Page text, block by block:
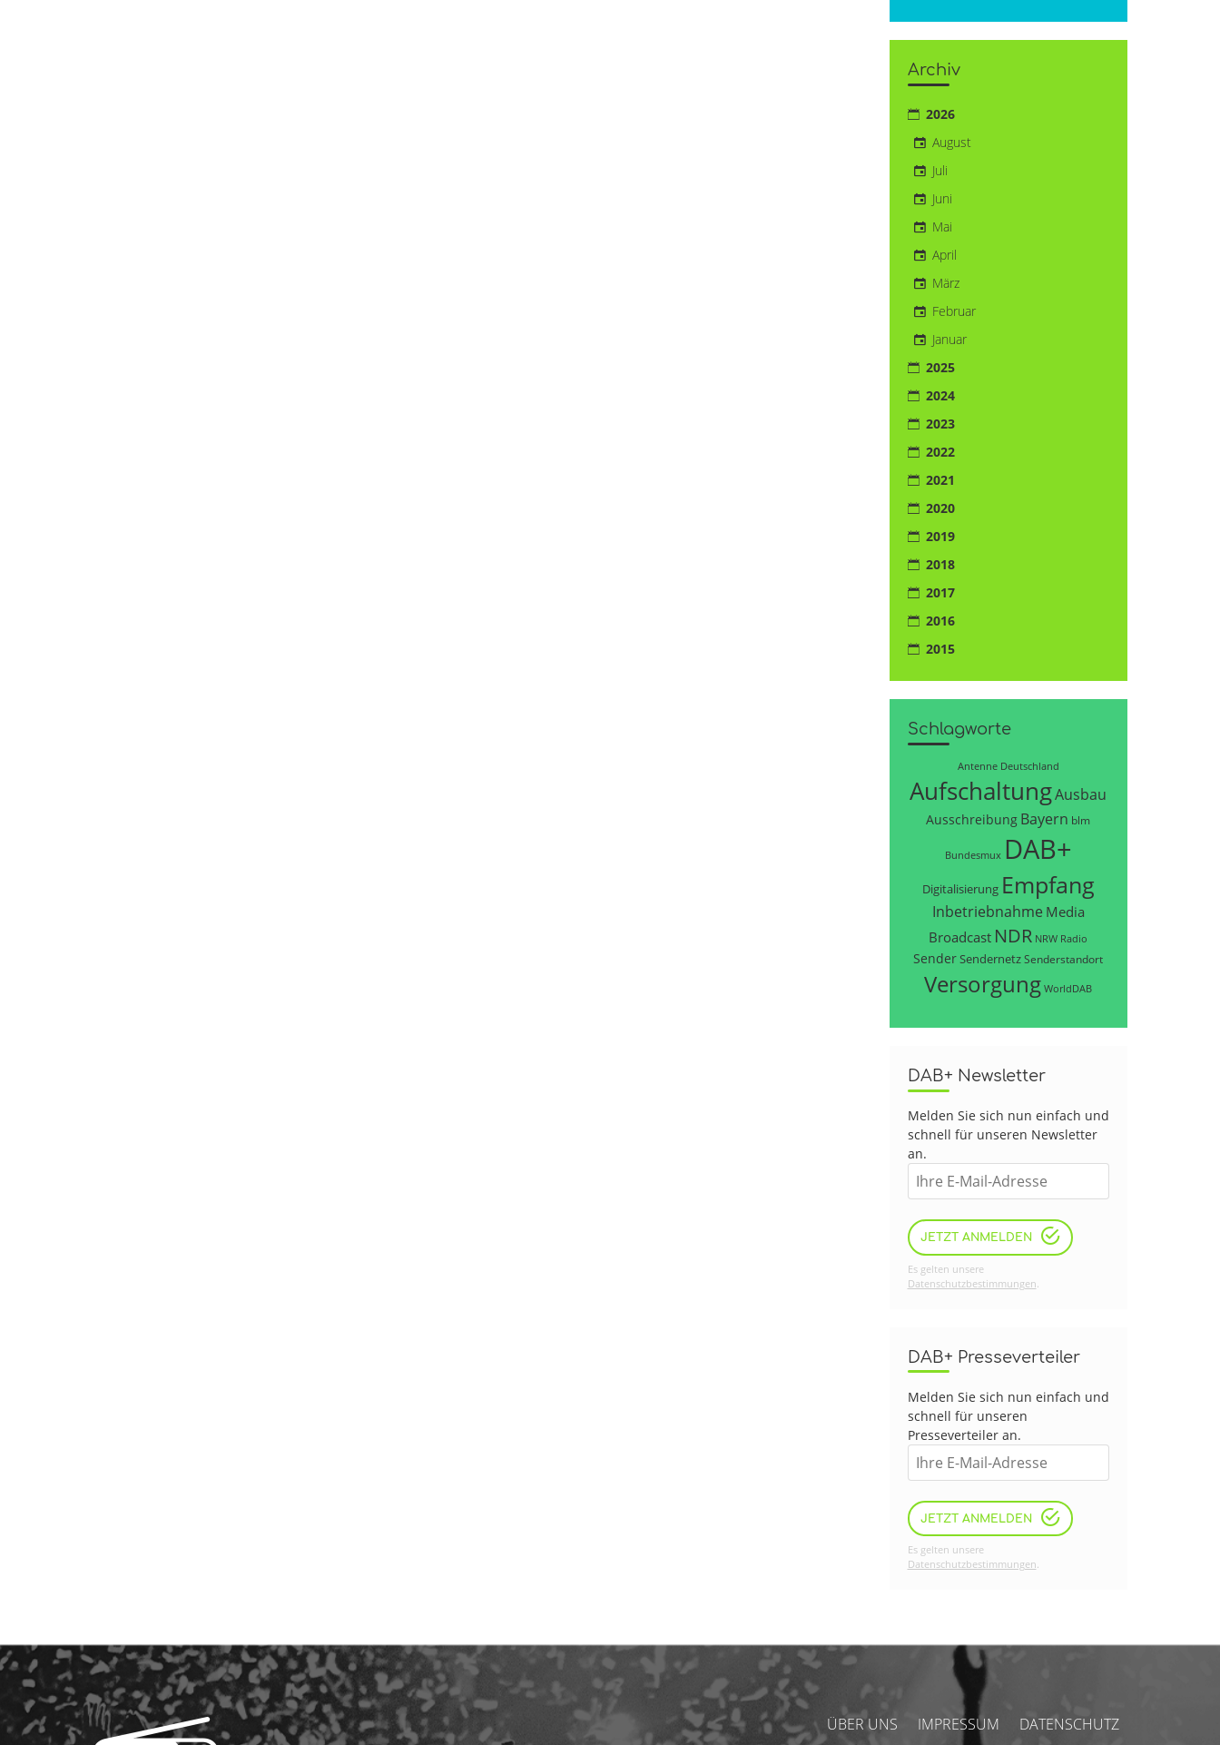
Archiv
2026
August
Juli
Juni
Mai
April
März
Februar
Januar
2025
2024
2023
2022
2021
2020
2019
2018
2017
2016
2015
Schlagworte
Antenne Deutschland
AufschaltungAusbau
Ausschreibung Bayern blm
Bundesmux DAB+
Digitalisierung Empfang
Inbetriebnahme Media
Broadcast NDR NRW Radio
SenderSendernetzSenderstandort
Versorgung WorldDAB
DAB+ Newsletter
Melden Sie sich nun einfach und
schnell für unseren Newsletter
an.
JETZT ANMELDEN
Es gelten unsere
Datenschutzbestimmungen
DAB+ Presseverteiler
Melden Sie sich nun einfach und
schnell für unseren
Presseverteiler an.
JETZT ANMELDEN
Es gelten unsere
Datenschutzbestimmungen.
ÜBER UNS IMPRESSUM DATENSCHUTZ